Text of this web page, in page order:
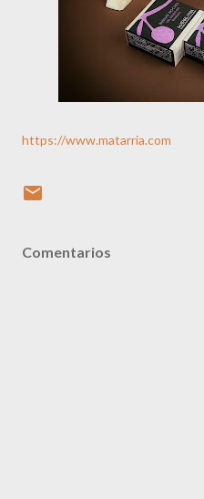
https://www.matarria.com
Comentarios